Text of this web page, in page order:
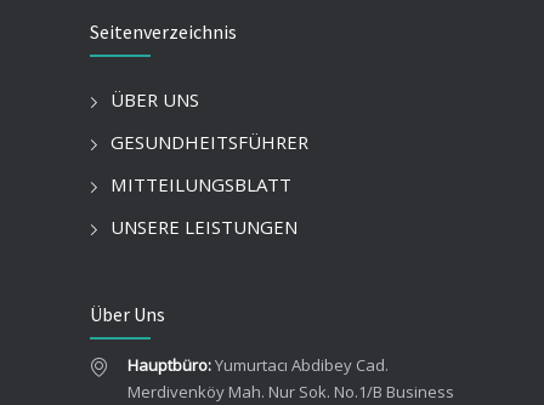
Seitenverzeichnis
ÜBER UNS
GESUNDHEITSFÜHRER
MITTEILUNGSBLATT
UNSERE LEISTUNGEN
Über Uns
Hauptbüro:Yumurtacı Abdibey Cad.
Merdivenköy Mah. Nur Sok. No.1/B Business